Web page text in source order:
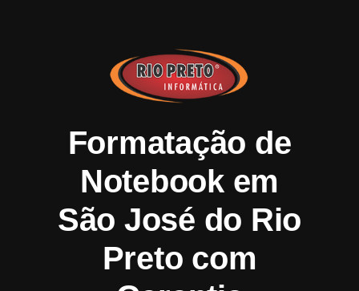
Formatação de
Notebook em
São José do Rio
Preto com